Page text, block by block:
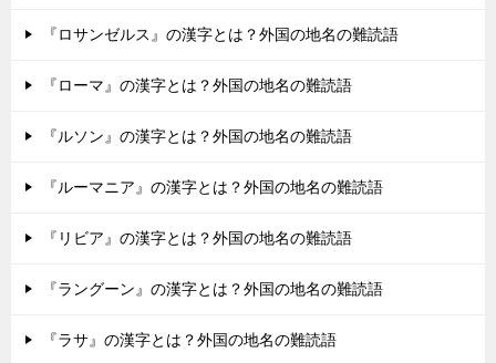
『ロサンゼルス』の漢字とは？外国の地名の難読語
『ローマ』の漢字とは？外国の地名の難読語
『ルソン』の漢字とは？外国の地名の難読語
『ルーマニア』の漢字とは？外国の地名の難読語
『リビア』の漢字とは？外国の地名の難読語
『ラングーン』の漢字とは？外国の地名の難読語
『ラサ』の漢字とは？外国の地名の難読語